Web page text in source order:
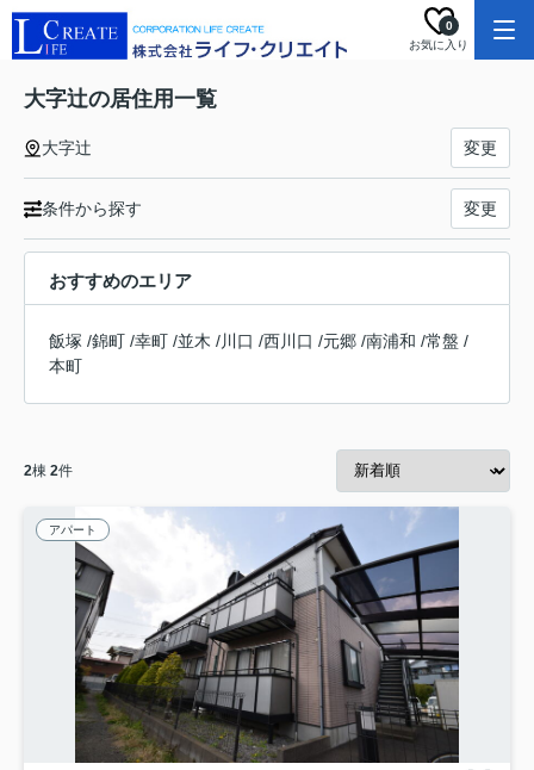
お気に入り
0
大字辻の居住用一覧
大字辻 変更
条件から探す 変更
おすすめのエリア
飯塚 /錦町 /幸町 /並木 /川口 /西川口 /元郷 /南浦和 /常盤 /
本町
2棟 2件
アパート